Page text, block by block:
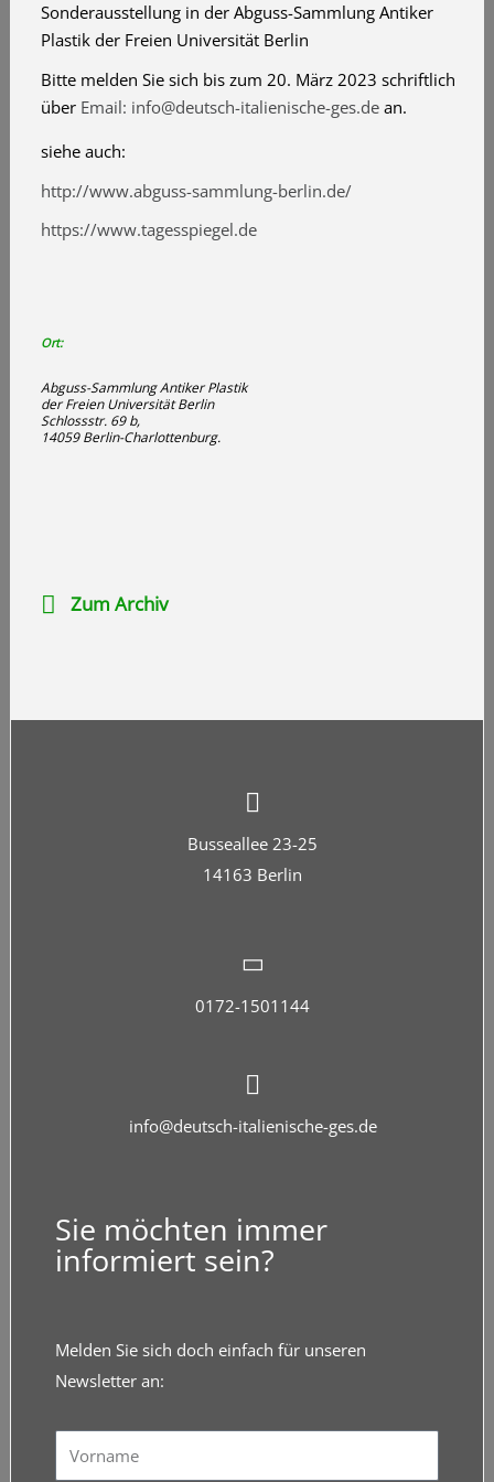
Sonderausstellung in der Abguss-Sammlung Antiker
Plastik der Freien Universität Berlin
Bitte melden Sie sich bis zum 20. März 2023 schriftlich
über Email: info@deutsch-italienische-ges.dean.
siehe auch:
http://www.abguss-sammlung-berlin.de/
https://www.tagesspiegel.de
Ort:
Abguss-Sammlung Antiker Plastik
der Freien Universität Berlin
Schlossstr. 69 b,
14059 Berlin-Charlottenburg.
Zum Archiv
Busseallee 23-25
14163 Berlin
0172-1501144
info@deutsch-italienische-ges.de
Sie möchten immer
informiert sein?
Melden Sie sich doch einfach für unseren
Newsletter an: